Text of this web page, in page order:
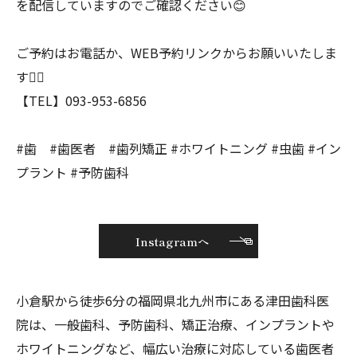
を配信していますのでご確認ください😊
ご予約はお電話か、WEB予約リンクからお願いいたしま
す🙇‍♀️
【TEL】093-953-6856
#歯 #歯医者 #歯列矯正 #ホワイトニング #虫歯 #イン
プラント #予防歯科
Instagramへ
小倉駅から徒歩6分の福岡県北九州市にある津田歯科医
院は、一般歯科、予防歯科、矯正治療、インプラントや
ホワイトニングなど、幅広い治療に対応している歯医者